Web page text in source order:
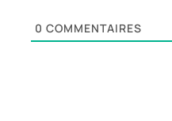
0 COMMENTAIRES